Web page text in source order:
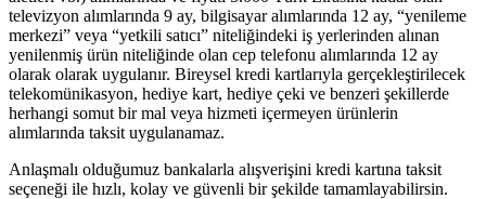
televizyon alımlarında 9 ay, bilgisayar alımlarında 12 ay, “yenileme
merkezi” veya “yetkili satıcı” niteliğindeki iş yerlerinden alınan
yenilenmiş ürün niteliğinde olan cep telefonu alımlarında 12 ay
olarak olarak uygulanır. Bireysel kredi kartlarıyla gerçekleştirilecek
telekomünikasyon, hediye kart, hediye çeki ve benzeri şekillerde
herhangi somut bir mal veya hizmeti içermeyen ürünlerin
alımlarında taksit uygulanamaz.
Anlaşmalı olduğumuz bankalarla alışverişini kredi kartına taksit
seçeneği ile hızlı, kolay ve güvenli bir şekilde tamamlayabilirsin.